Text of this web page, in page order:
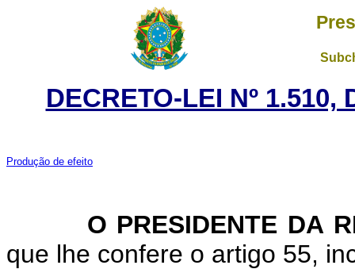
DECRETO-LEI Nº 1.510,
Produção de efeito
O PRESIDENTE DA
que lhe confere o artigo 55,